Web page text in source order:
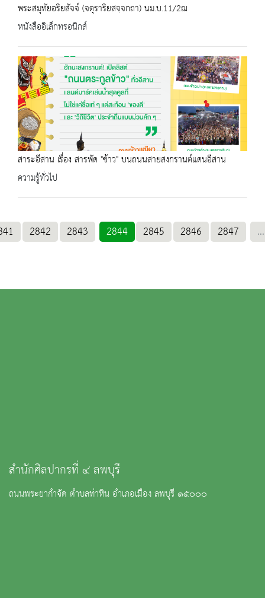
พระสมุทัยอริยสัจจ์ (จตุราริยสจฺจกถา) นม.บ.11/2ฌ
หนังสืออิเล็กทรอนิกส์
สาระอีสาน เรื่อง สารพัด "ข้าว" บนถนนสายสงกรานต์แดนอีสาน
ความรู้ทั่วไป
2842 2843 2844 2845 2846 2847 ...
สำนักศิลปากรที่ ๔ ลพบุรี
ถนนพระยากำจัด ตำบลท่าหิน อำเภอเมือง ลพบุรี ๑๕๐๐๐